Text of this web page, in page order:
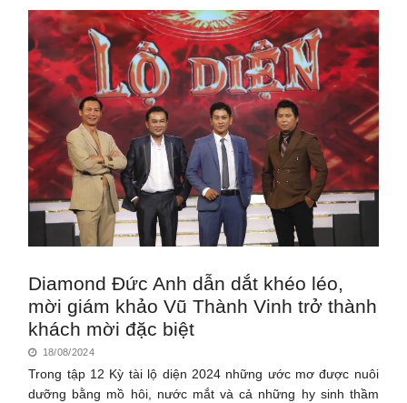
Diamond Đức Anh dẫn dắt khéo léo,
mời giám khảo Vũ Thành Vinh trở thành
khách mời đặc biệt
18/08/2024
Trong tập 12 Kỳ tài lộ diện 2024 những ước mơ được nuôi
dưỡng bằng mồ hôi, nước mắt và cả những hy sinh thầm